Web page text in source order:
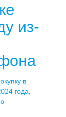
из-
в
года,